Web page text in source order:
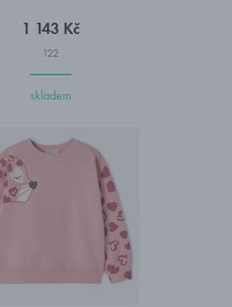
1 143 Kč
122
skladem